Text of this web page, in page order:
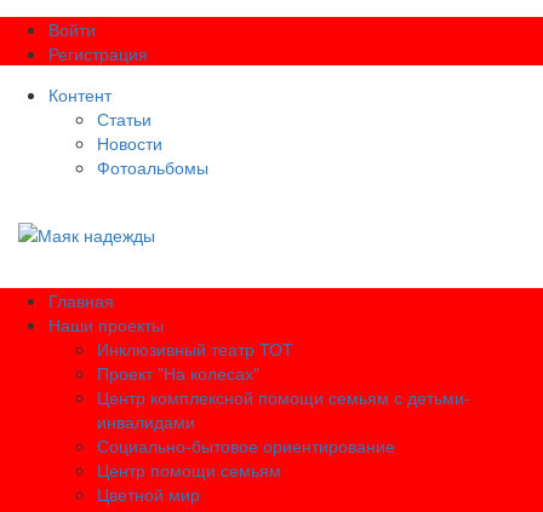
Войти
Регистрация
Контент
Статьи
Новости
Фотоальбомы
Главная
Наши проекты
Инклюзивный театр ТОТ
Проект "На колесах"
Центр комплексной помощи семьям с детьми-
инвалидами
Социально-бытовое ориентирование
Центр помощи семьям
Цветной мир